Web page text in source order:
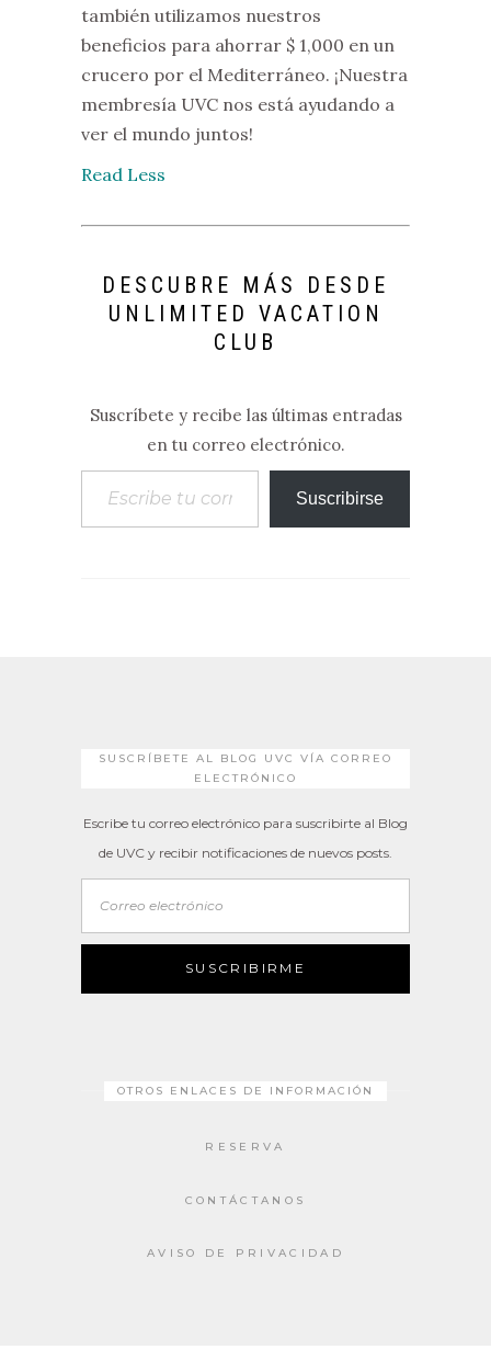
también utilizamos nuestros
beneficios para ahorrar $ 1,000 en un
crucero por el Mediterráneo. ¡Nuestra
membresía UVC nos está ayudando a
ver el mundo juntos!
Read Less
DESCUBRE MÁS DESDE
UNLIMITED VACATION
CLUB
Suscríbete y recibe las últimas entradas
en tu correo electrónico.
Escribe tu correo electrónico…
Suscribirse
SUSCRÍBETE AL BLOG UVC VÍA CORREO
ELECTRÓNICO
Escribe tu correo electrónico para suscribirte al Blog
de UVC y recibir notificaciones de nuevos posts.
SUSCRIBIRME
OTROS ENLACES DE INFORMACIÓN
RESERVA
CONTÁCTANOS
AVISO DE PRIVACIDAD